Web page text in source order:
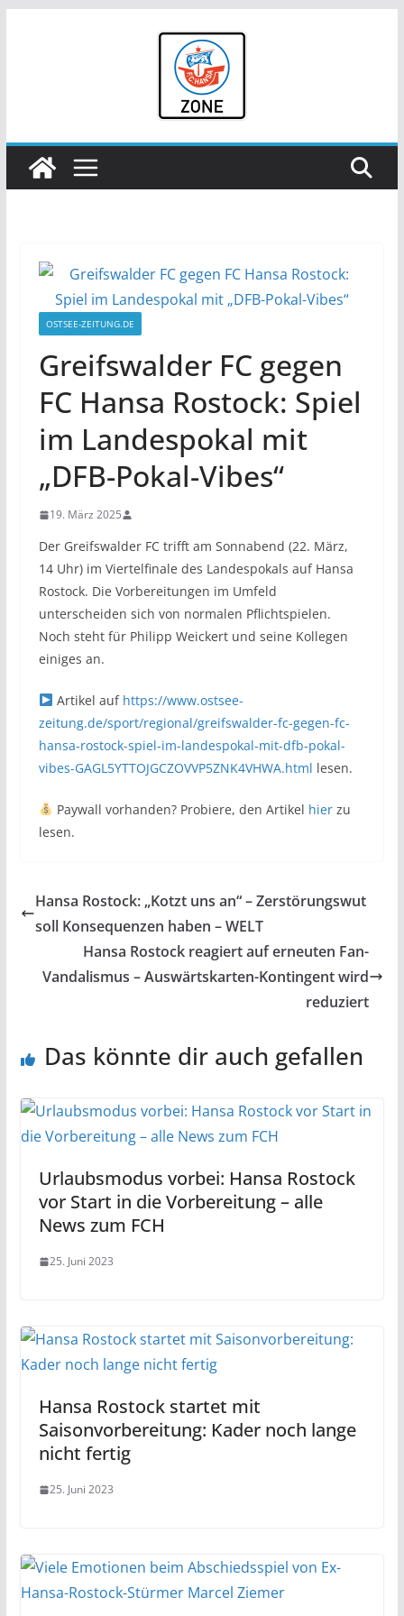
OSTSEE-ZEITUNG.DE
Greifswalder FC gegen
FC Hansa Rostock: Spiel
im Landespokal mit
„DFB-Pokal-Vibes“
19. März 2025
Der Greifswalder FC trifft am Sonnabend (22. März,
14 Uhr) im Viertelfinale des Landespokals auf Hansa
Rostock. Die Vorbereitungen im Umfeld
unterscheiden sich von normalen Pflichtspielen.
Noch steht für Philipp Weickert und seine Kollegen
einiges an.
Artikel auf https://www.ostsee-
zeitung.de/sport/regional/greifswalder-fc-gegen-fc-
hansa-rostock-spiel-im-landespokal-mit-dfb-pokal-
vibes-GAGL5YTTOJGCZOVVP5ZNK4VHWA.html lesen.
Paywall vorhanden? Probiere, den Artikel hierzu
lesen.
Hansa Rostock: „Kotzt uns an“ – Zerstörungswut
soll Konsequenzen haben – WELT
Hansa Rostock reagiert auf erneuten Fan-
Vandalismus – Auswärtskarten-Kontingent wird
reduziert
Das könnte dir auch gefallen
Urlaubsmodus vorbei: Hansa Rostock
vor Start in die Vorbereitung – alle
News zum FCH
25. Juni 2023
Hansa Rostock startet mit
Saisonvorbereitung: Kader noch lange
nicht fertig
25. Juni 2023